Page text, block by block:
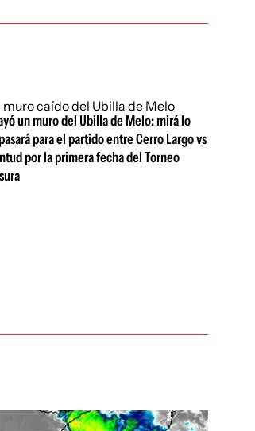
un muro del Ubilla de Melo: mirá lo
para el partido entre Cerro Largo vs
por la primera fecha del Torneo